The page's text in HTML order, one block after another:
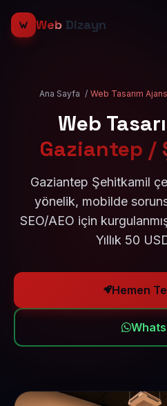
Web Dizayn
Ana Sayfa / Web Tasarım
Web
Gaziantep /
Gaziantep Şehitkamil
yönelik, mobilde
SEO/AEO için
Yıllık 50
Hemen